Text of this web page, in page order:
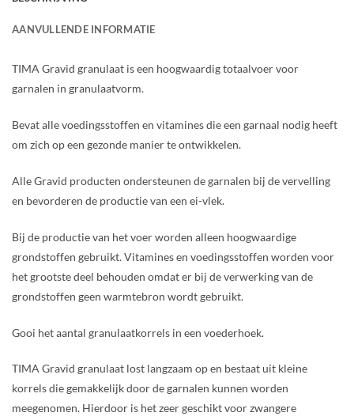
AANVULLENDE INFORMATIE
TIMA Gravid granulaat is een hoogwaardig totaalvoer voor
garnalen in granulaatvorm.
Bevat alle voedingsstoffen en vitamines die een garnaal nodig heeft
om zich op een gezonde manier te ontwikkelen.
Alle Gravid producten ondersteunen de garnalen bij de vervelling
en bevorderen de productie van een ei-vlek.
Bij de productie van het voer worden alleen hoogwaardige
grondstoffen gebruikt. Vitamines en voedingsstoffen worden voor
het grootste deel behouden omdat er bij de verwerking van de
grondstoffen geen warmtebron wordt gebruikt.
Gooi het aantal granulaatkorrels in een voederhoek.
TIMA Gravid granulaat lost langzaam op en bestaat uit kleine
korrels die gemakkelijk door de garnalen kunnen worden
meegenomen. Hierdoor is het zeer geschikt voor zwangere